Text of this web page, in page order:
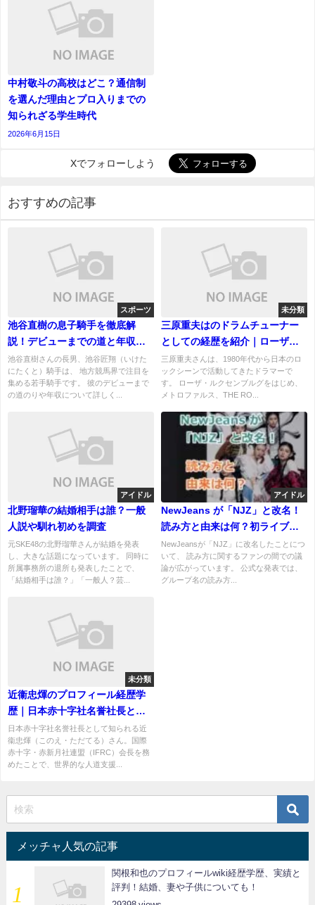
中村敬斗の高校はどこ？通信制
を選んだ理由とプロ入りまでの
知られざる学生時代
2026年6月15日
Xでフォローしよう
おすすめの記事
スポーツ
池谷直樹の息子騎手を徹底解
説！デビューまでの道と年収
は？
池谷直樹さんの長男、池谷匠翔（いけた
にたくと）騎手は、 地方競馬界で注目を
集める若手騎手です。 彼のデビューまで
の道のりや年収について詳しく...
未分類
三原重夫はのドラムチューナー
としての経歴を紹介｜ローザ・
ルクセンブルグやTHE
ROOSTERZでの活動
三原重夫さんは、1980年代から日本のロ
ックシーンで活動してきたドラマーで
す。 ローザ・ルクセンブルグをはじめ、
メトロファルス、THE RO...
アイドル
北野瑠華の結婚相手は誰？一般
人説や馴れ初めを調査
元SKE48の北野瑠華さんが結婚を発表
し、大きな話題になっています。 同時に
所属事務所の退所も発表したことで、
「結婚相手は誰？」「一般人？芸...
アイドル
NewJeans が「NJZ」と改名！
読み方と由来は何？初ライブは
いつ？
NewJeansが「NJZ」に改名したことにつ
いて、 読み方に関するファンの間での議
論が広がっています。 公式な発表では、
グループ名の読み方...
未分類
近衞忠煇のプロフィール経歴学
歴｜日本赤十字社名誉社長とし
てのキャリアや人道活動を解説
日本赤十字社名誉社長として知られる近
衞忠煇（このえ・ただてる）さん。国際
赤十字・赤新月社連盟（IFRC）会長を務
めたことで、世界的な人道支援...
メッチャ人気の記事
関根和也のプロフィールwiki経歴学歴、実績と
評判！結婚、妻や子供についても！